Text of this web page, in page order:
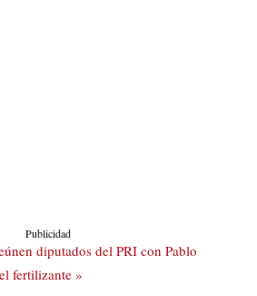
Publicidad
diputados del PRI con Pablo
fertilizante »